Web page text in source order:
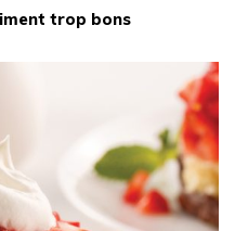
trop bons